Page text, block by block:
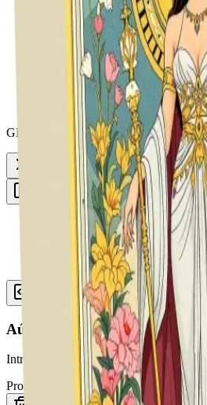
Compresores de archivos
Herramientas Emoji
Biblioteca reciente
GPT-Image-2 ya está disponible en
Toggle Sidebar
Cuadro de mandos
Generador de cartas del Tarot
Aún no se ha generado
Introduzca un mensaje y haga clic en
Prompt